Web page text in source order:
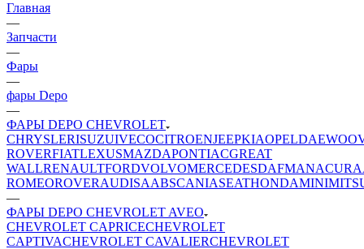
Главная
—
Запчасти
—
Фары
—
фары Depo
—
ФАРЫ DEPO CHEVROLET
CHRYSLERISUZUIVECOCITROENJEEPKIAOPELDAEWOO
ROVERFIATLEXUSMAZDAPONTIACGREAT
WALLRENAULTFORDVOLVOMERCEDESDAFMANACURA
ROMEOROVERAUDISAABSCANIASEATHONDAMINI
—
ФАРЫ DEPO CHEVROLET AVEO
CHEVROLET CAPRICECHEVROLET
CAPTIVACHEVROLET CAVALIERCHEVROLET